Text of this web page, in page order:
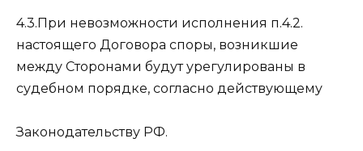
4.3.При невозможности исполнения п.4.2.
настоящего Договора споры, возникшие
между Сторонами будут урегулированы в
судебном порядке, согласно действующему
Законодательству РФ.